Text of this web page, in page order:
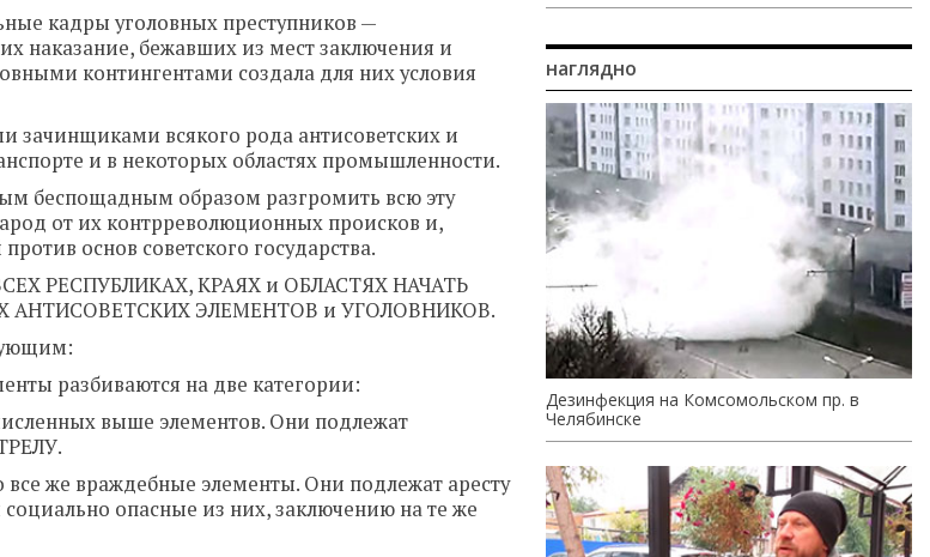
кадры уголовных преступников —
наказание, бежавших из мест заключения и
контингентами создала для них условия
зачинщиками всякого рода антисоветских и
и в некоторых областях промышленности.
беспощадным образом разгромить всю эту
от их контрреволюционных происков и,
основ советского государства.
РЕСПУБЛИКАХ, КРАЯХ и ОБЛАСТЯХ НАЧАТЬ
ЭЛЕМЕНТОВ и УГОЛОВНИКОВ.
разбиваются на две категории:
выше элементов. Они подлежат
все же враждебные элементы. Они подлежат аресту
опасные из них, заключению на те же
наглядно
Дезинфекция на Комсомольском пр. в
Челябинске